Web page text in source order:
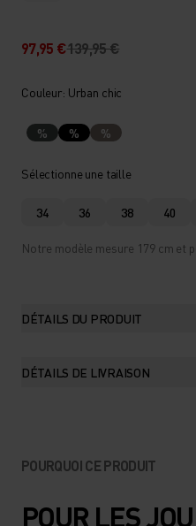
97,95 €139,95 €
Couleur: Urban chic
% % %
Sélectionne une taille
34 36 38 40
Notre modèle mesure 179 cm et
DÉTAILS DU PRODUIT
DÉTAILS DE LIVRAISON
POURQUOI CE PRODUIT
POUR LES